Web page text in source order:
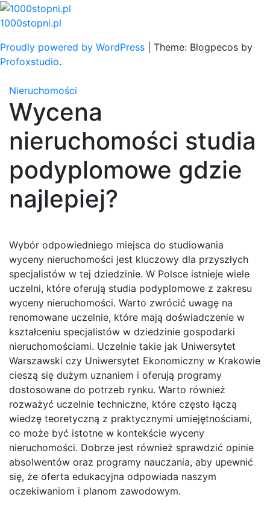
Skip
to
1000stopni.pl
Proudly powered by WordPress
Theme: Blogpecos by
Profoxstudio.
Nieruchomości
Wycena
nieruchomości studia
podyplomowe gdzie
najlepiej?
Wybór odpowiedniego miejsca do studiowania
wyceny nieruchomości jest kluczowy dla przyszłych
specjalistów w tej dziedzinie. W Polsce istnieje wiele
uczelni, które oferują studia podyplomowe z zakresu
wyceny nieruchomości. Warto zwrócić uwagę na
renomowane uczelnie, które mają doświadczenie w
kształceniu specjalistów w dziedzinie gospodarki
nieruchomościami. Uczelnie takie jak Uniwersytet
Warszawski czy Uniwersytet Ekonomiczny w Krakowie
cieszą się dużym uznaniem i oferują programy
dostosowane do potrzeb rynku. Warto również
rozważyć uczelnie techniczne, które często łączą
wiedzę teoretyczną z praktycznymi umiejętnościami,
co może być istotne w kontekście wyceny
nieruchomości. Dobrze jest również sprawdzić opinie
absolwentów oraz programy nauczania, aby upewnić
się, że oferta edukacyjna odpowiada naszym
oczekiwaniom i planom zawodowym.